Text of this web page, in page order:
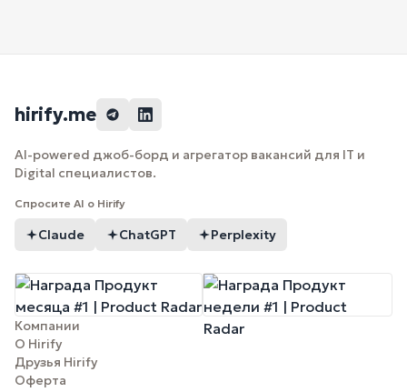
hirify.me
AI-powered джоб-борд и агрегатор вакансий для IT и
Digital специалистов.
Спросите AI о Hirify
Claude ChatGPT Perplexity
Компании
О Hirify
Друзья Hirify
Оферта